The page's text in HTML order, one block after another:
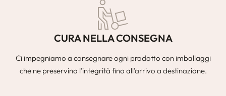
CURA NELLA CONSEGNA
Ci impegniamo a consegnare ogni prodotto con imballaggi
che ne preservino l'integrità fino all'arrivo a destinazione.